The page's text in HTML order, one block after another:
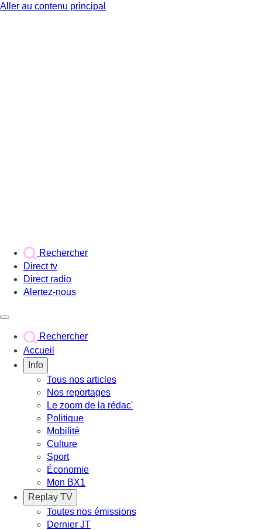
Aller au contenu principal
Rechercher
Direct tv
Direct radio
Alertez-nous
Rechercher
Accueil
Info
Tous nos articles
Nos reportages
Le zoom de la rédac'
Politique
Mobilité
Culture
Sport
Économie
Mon BX1
Replay TV
Toutes nos émissions
Dernier JT